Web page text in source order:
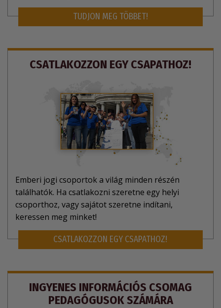
TUDJON MEG TÖBBET!
CSATLAKOZZON EGY CSAPATHOZ!
Emberi jogi csoportok a világ minden részén
találhatók. Ha csatlakozni szeretne egy helyi
csoporthoz, vagy sajátot szeretne indítani,
keressen meg minket!
CSATLAKOZZON EGY CSAPATHOZ!
INGYENES INFORMÁCIÓS CSOMAG
PEDAGÓGUSOK SZÁMÁRA